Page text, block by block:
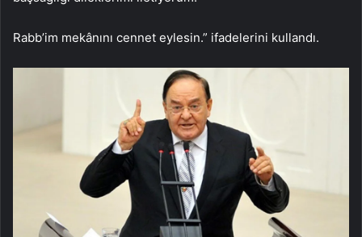
Rabb’im mekânını cennet eylesin.” ifadelerini kullandı.